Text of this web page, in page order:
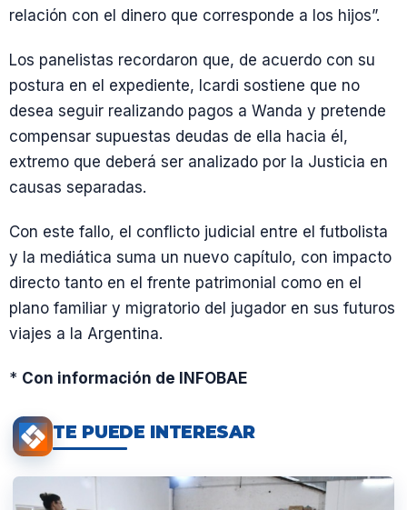
relación con el dinero que corresponde a los hijos”.
Los panelistas recordaron que, de acuerdo con su
postura en el expediente, Icardi sostiene que no
desea seguir realizando pagos a Wanda y pretende
compensar supuestas deudas de ella hacia él,
extremo que deberá ser analizado por la Justicia en
causas separadas.
Con este fallo, el conflicto judicial entre el futbolista
y la mediática suma un nuevo capítulo, con impacto
directo tanto en el frente patrimonial como en el
plano familiar y migratorio del jugador en sus futuros
viajes a la Argentina.
* Con información de INFOBAE
TE PUEDE INTERESAR